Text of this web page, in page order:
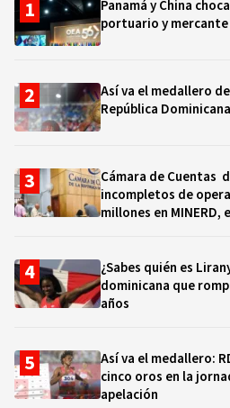
Panamá y China
portuario y mercante
Así va el medallero
República
Cámara de Cuentas
incompletos de
millones en MINERD,
¿Sabes quién es
dominicana que
años
Así va el medallero:
cinco oros en la
apelación